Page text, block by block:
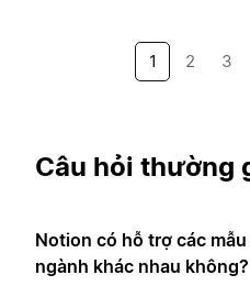
1 2 3
Câu hỏi thường
Notion có hỗ trợ các
ngành khác nhau không?